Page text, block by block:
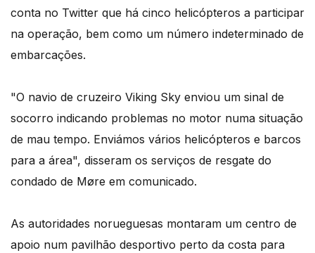
conta no Twitter que há cinco helicópteros a participar
na operação, bem como um número indeterminado de
embarcações.
"O navio de cruzeiro Viking Sky enviou um sinal de
socorro indicando problemas no motor numa situação
de mau tempo. Enviámos vários helicópteros e barcos
para a área", disseram os serviços de resgate do
condado de Møre em comunicado.
As autoridades norueguesas montaram um centro de
apoio num pavilhão desportivo perto da costa para